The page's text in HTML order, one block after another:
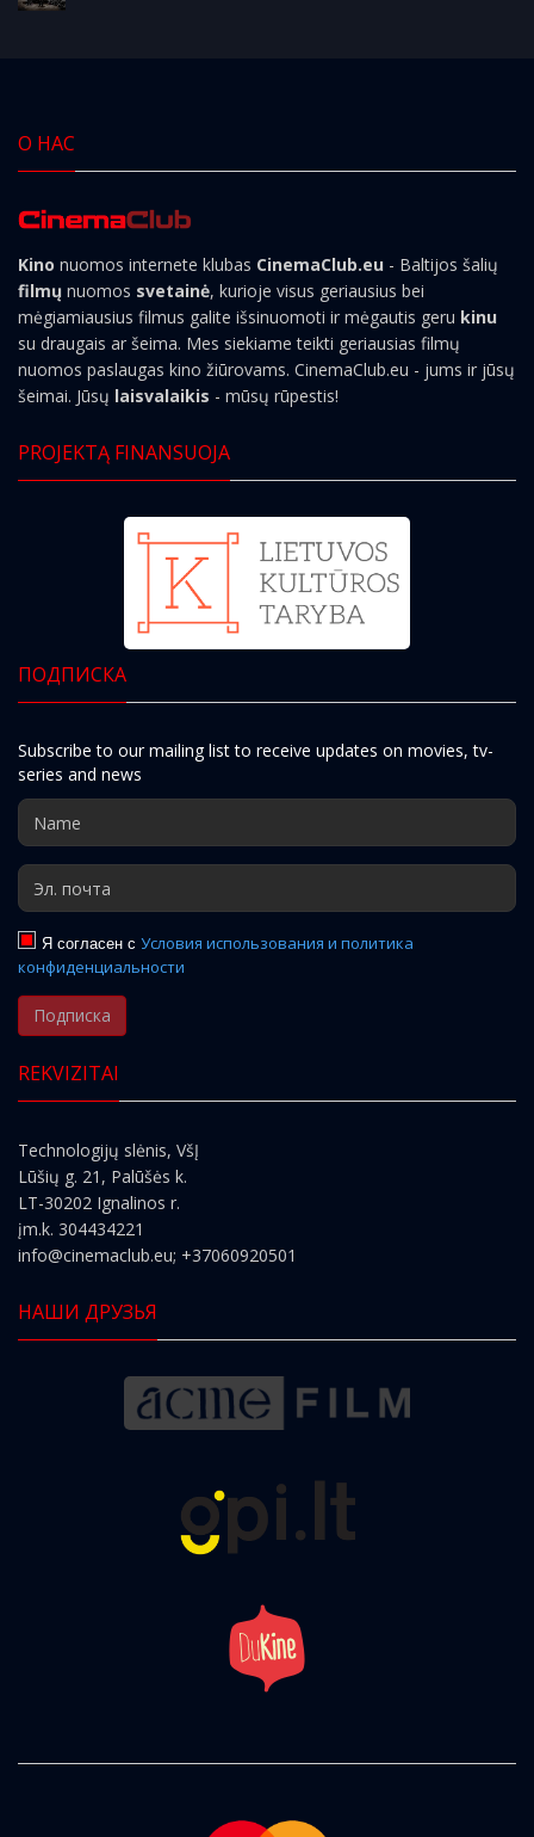
О НАС
Kino nuomos internete klubas CinemaClub.eu - Baltijos šalių
filmų nuomos svetainė, kurioje visus geriausius bei
mėgiamiausius filmus galite išsinuomoti ir mėgautis geru kinu
su draugais ar šeima. Mes siekiame teikti geriausias filmų
nuomos paslaugas kino žiūrovams. CinemaClub.eu - jums ir jūsų
šeimai. Jūsų laisvalaikis - mūsų rūpestis!
PROJEKTĄ FINANSUOJA
ПОДПИСКА
Subscribe to our mailing list to receive updates on movies, tv-
series and news
Я согласен с Условия использования и политика
конфиденциальности
Подписка
REKVIZITAI
Technologijų slėnis, VšĮ
Lūšių g. 21, Palūšės k.
LT-30202 Ignalinos r.
įm.k. 304434221
info@cinemaclub.eu; +37060920501
НАШИ ДРУЗЬЯ